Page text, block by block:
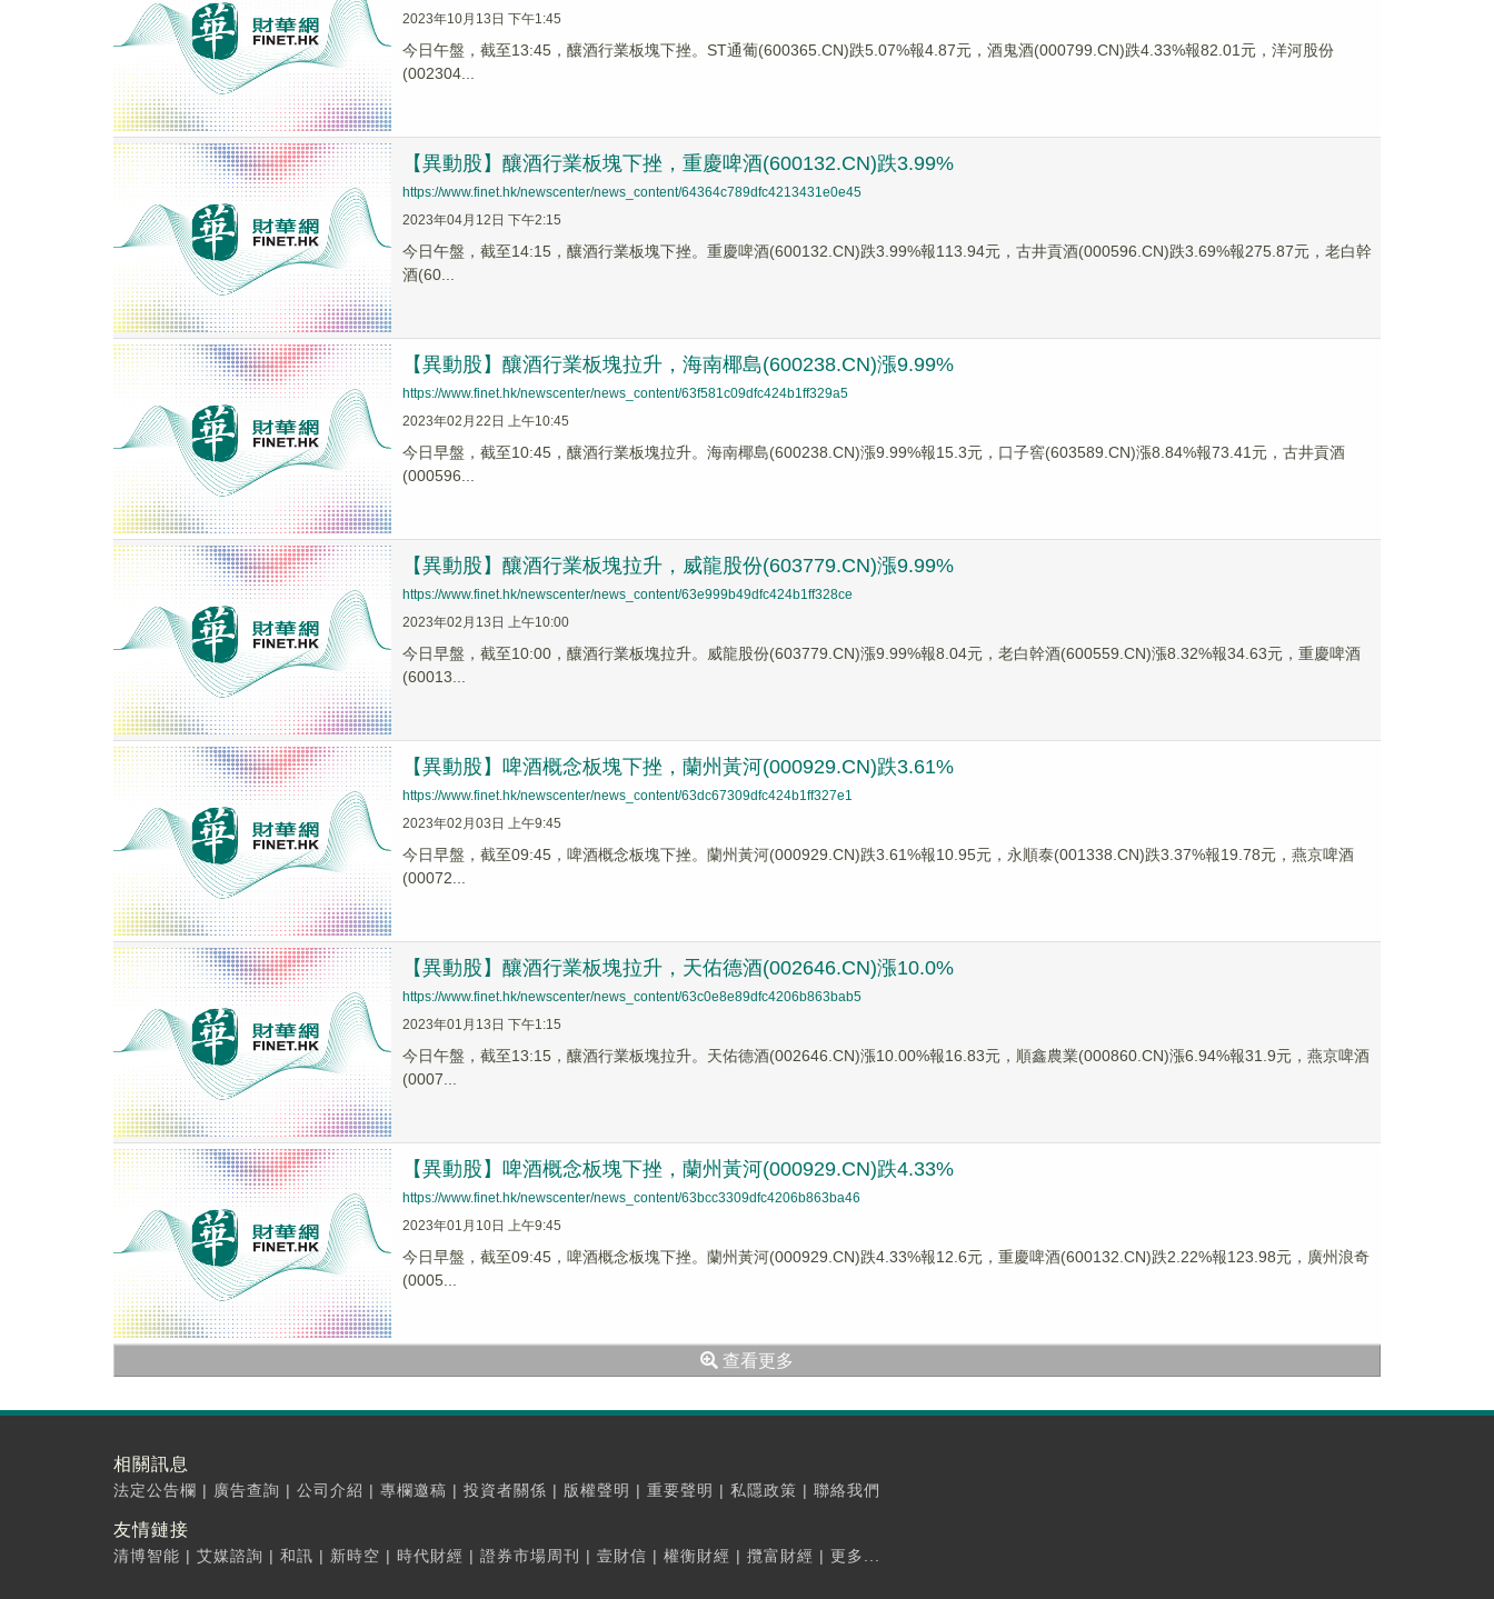
2023年10月13日 下午1:45
今日午盤，截至13:45，釀酒行業板塊下挫。ST通葡(600365.CN)跌5.07%報4.87元，酒鬼酒(000799.CN)跌4.33%報82.01元，洋河股份
(002304...
【異動股】釀酒行業板塊下挫，重慶啤酒(600132.CN)跌3.99%
https://www.finet.hk/newscenter/news_content/64364c789dfc4213431e0e45
2023年04月12日 下午2:15
今日午盤，截至14:15，釀酒行業板塊下挫。重慶啤酒(600132.CN)跌3.99%報113.94元，古井貢酒(000596.CN)跌3.69%報275.87元，老白幹
酒(60...
【異動股】釀酒行業板塊拉升，海南椰島(600238.CN)漲9.99%
https://www.finet.hk/newscenter/news_content/63f581c09dfc424b1ff329a5
2023年02月22日 上午10:45
今日早盤，截至10:45，釀酒行業板塊拉升。海南椰島(600238.CN)漲9.99%報15.3元，口子窖(603589.CN)漲8.84%報73.41元，古井貢酒
(000596...
【異動股】釀酒行業板塊拉升，威龍股份(603779.CN)漲9.99%
https://www.finet.hk/newscenter/news_content/63e999b49dfc424b1ff328ce
2023年02月13日 上午10:00
今日早盤，截至10:00，釀酒行業板塊拉升。威龍股份(603779.CN)漲9.99%報8.04元，老白幹酒(600559.CN)漲8.32%報34.63元，重慶啤酒
(60013...
【異動股】啤酒概念板塊下挫，蘭州黃河(000929.CN)跌3.61%
https://www.finet.hk/newscenter/news_content/63dc67309dfc424b1ff327e1
2023年02月03日 上午9:45
今日早盤，截至09:45，啤酒概念板塊下挫。蘭州黃河(000929.CN)跌3.61%報10.95元，永順泰(001338.CN)跌3.37%報19.78元，燕京啤酒
(00072...
【異動股】釀酒行業板塊拉升，天佑德酒(002646.CN)漲10.0%
https://www.finet.hk/newscenter/news_content/63c0e8e89dfc4206b863bab5
2023年01月13日 下午1:15
今日午盤，截至13:15，釀酒行業板塊拉升。天佑德酒(002646.CN)漲10.00%報16.83元，順鑫農業(000860.CN)漲6.94%報31.9元，燕京啤酒
(0007...
【異動股】啤酒概念板塊下挫，蘭州黃河(000929.CN)跌4.33%
https://www.finet.hk/newscenter/news_content/63bcc3309dfc4206b863ba46
2023年01月10日 上午9:45
今日早盤，截至09:45，啤酒概念板塊下挫。蘭州黃河(000929.CN)跌4.33%報12.6元，重慶啤酒(600132.CN)跌2.22%報123.98元，廣州浪奇
(0005...
查看更多
相關訊息
法定公告欄 | 廣告查詢 | 公司介紹 | 專欄邀稿 | 投資者關係 | 版權聲明 | 重要聲明 | 私隱政策 | 聯絡我們
友情鏈接
清博智能 | 艾媒諮詢 | 和訊 | 新時空 | 時代財經 | 證券市場周刊 | 壹財信 | 權衡財經 | 攬富財經 | 更多...